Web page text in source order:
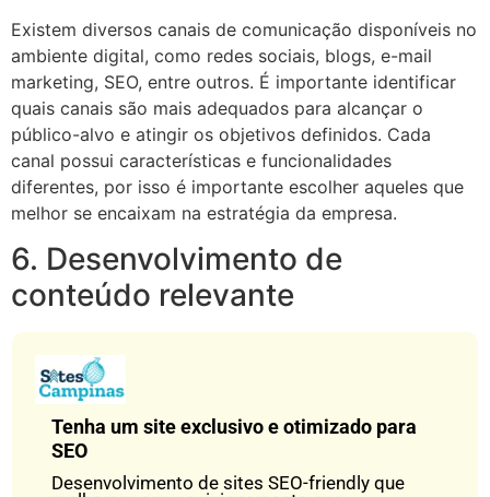
Existem diversos canais de comunicação disponíveis no
ambiente digital, como redes sociais, blogs, e-mail
marketing, SEO, entre outros. É importante identificar
quais canais são mais adequados para alcançar o
público-alvo e atingir os objetivos definidos. Cada
canal possui características e funcionalidades
diferentes, por isso é importante escolher aqueles que
melhor se encaixam na estratégia da empresa.
6. Desenvolvimento de
conteúdo relevante
Tenha um site exclusivo e otimizado para
SEO
Desenvolvimento de sites SEO-friendly que